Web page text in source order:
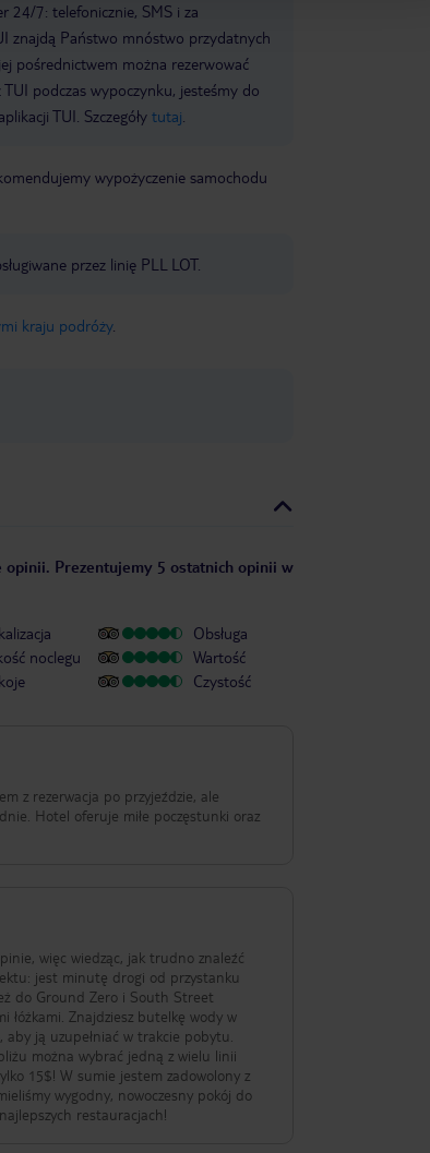
24/7: telefonicznie, SMS i za
znajdą Państwo mnóstwo przydatnych
pośrednictwem można rezerwować
podczas wypoczynku, jesteśmy do
TUI. Szczegóły tutaj
wypożyczenie samochodu
przez linię PLL LOT.
kraju podróży.
opinii. Prezentujemy 5 ostatnich opinii w
noclegu
Obsługa
Wartość
Czystość
z rezerwacja po przyjeździe, ale
Hotel oferuje miłe poczęstunki oraz
więc wiedząc, jak trudno znaleźć
jest minutę drogi od przystanku
do Ground Zero i South Street
łóżkami. Znajdziesz butelkę wody w
ją uzupełniać w trakcie pobytu.
można wybrać jedną z wielu linii
15$! W sumie jestem zadowolony z
wygodny, nowoczesny pokój do
restauracjach!